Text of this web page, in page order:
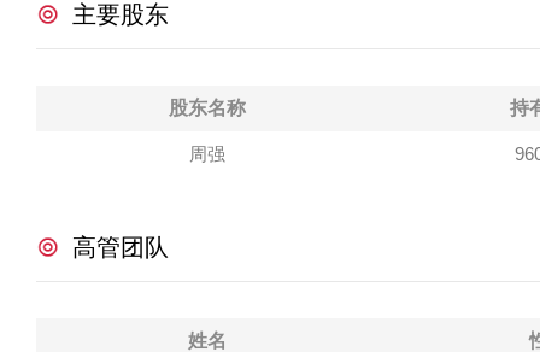
主要股东
股东名称 持
周强
高管团队
姓名